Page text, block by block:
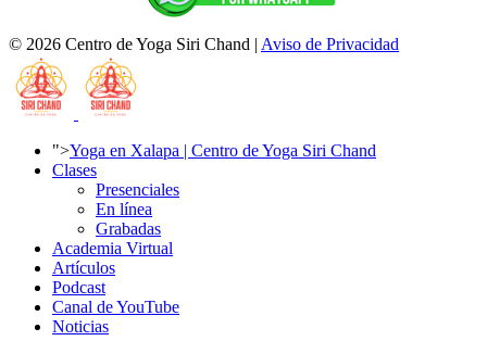
© 2026 Centro de Yoga Siri Chand | Aviso de Privacidad
">Yoga en Xalapa | Centro de Yoga Siri Chand
Clases
Presenciales
En línea
Grabadas
Academia Virtual
Artículos
Podcast
Canal de YouTube
Noticias